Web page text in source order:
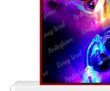
ışıklı tabanca
Işıklı Taçlar
ışıklı tef
kullan at yağmurluk toptan
PARTİ ÜRÜNLERİ